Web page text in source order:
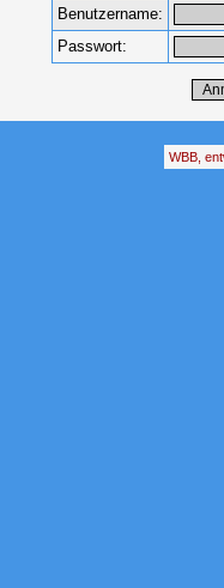
Benutzername:
Passwort:
WBB,